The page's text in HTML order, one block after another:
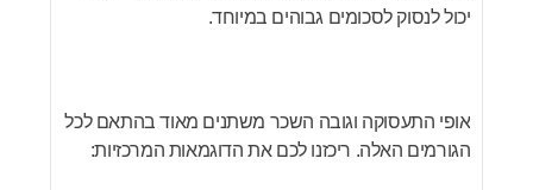
יכול לנסוק לסכומים גבוהים במיוחד.
אופי התעסוקה וגובה השכר משתנים מאוד בהתאם לכל
הגורמים האלה. ריכזנו לכם את הדוגמאות המרכזיות: